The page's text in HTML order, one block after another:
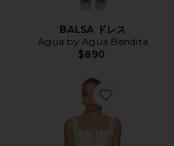
BALSA ドレス
Agua by Agua Bendita
$890
Favorite